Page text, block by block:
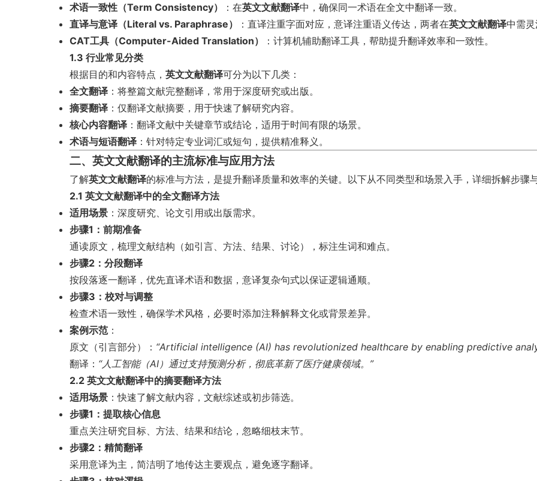
术语一致性（Term Consistency）
：在英文文献翻译中，确保同一术语在全文中翻译一致。
直译与意译（Literal vs. Paraphrase）
：直译注重字面对应，意译注重语义传达，两者在英文文献翻译中需
CAT工具（Computer-Aided Translation）
：计算机辅助翻译工具，帮助提升翻译效率和一致性。
1.3 行业常见分类
根据目的和内容特点， 英文文献翻译可分为以下几类：
全文翻译 ：将整篇文献完整翻译，常用于深度研究或出版。
摘要翻译 ：仅翻译文献摘要，用于快速了解研究内容。
核心内容翻译 ：翻译文献中关键章节或结论，适用于时间有限的场景。
术语与短语翻译 ：针对特定专业词汇或短句，提供精准释义。
二、英文文献翻译的主流标准与应用方法
了解英文文献翻译的标准与方法，是提升翻译质量和效率的关键。以下从不同类型和场景入手，详细拆解步骤
2.1 英文文献翻译中的全文翻译方法
适用场景 ：深度研究、论文引用或出版需求。
步骤1：前期准备
通读原文，梳理文献结构（如引言、方法、结果、讨论），标注生词和难点。
步骤2：分段翻译
按段落逐一翻译，优先直译术语和数据，意译复杂句式以保证逻辑通顺。
步骤3：校对与调整
检查术语一致性，确保学术风格，必要时添加注释解释文化或背景差异。
案例示范：
原文（引言部分）： “Artificial intelligence (AI) has revolutionized healthcare by enabling predictive
翻译： “人工智能（AI）通过支持预测分析，彻底革新了医疗健康领域。”
2.2 英文文献翻译中的摘要翻译方法
适用场景 ：快速了解文献内容，文献综述或初步筛选。
步骤1：提取核心信息
重点关注研究目标、方法、结果和结论，忽略细枝末节。
步骤2：精简翻译
采用意译为主，简洁明了地传达主要观点，避免逐字翻译。